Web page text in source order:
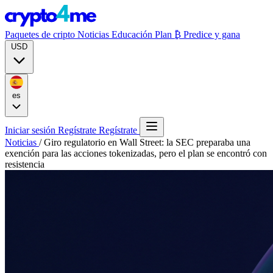
Paquetes de cripto Noticias Educación Plan ₿ Predice y gana
Iniciar sesión Regístrate Regístrate
Noticias / Giro regulatorio en Wall Street: la SEC preparaba una
exención para las acciones tokenizadas, pero el plan se encontró con
resistencia